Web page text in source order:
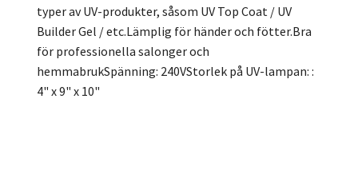
typer av UV-produkter, såsom UV Top Coat / UV
Builder Gel / etc.Lämplig för händer och fötter.Bra
för professionella salonger och
hemmabrukSpänning: 240VStorlek på UV-lampan: :
4" x 9" x 10"